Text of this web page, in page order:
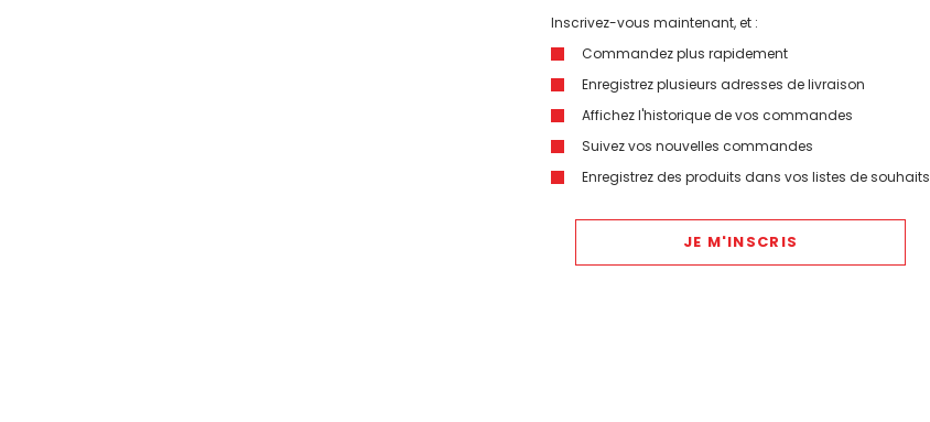
Inscrivez-vous maintenant, et :
Commandez plus rapidement
Enregistrez plusieurs adresses de livraison
Affichez l'historique de vos commandes
Suivez vos nouvelles commandes
Enregistrez des produits dans vos listes de souhaits
JE M'INSCRIS